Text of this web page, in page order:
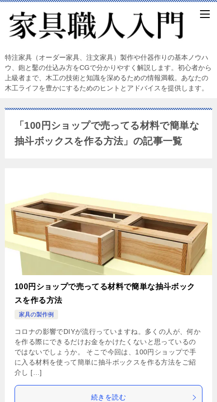
特注家具（オーダー家具、注文家具）製作や什器作りの基本ノウハ
ウ、鉋と鑿の仕込み方をCGで分かりやすく解説します。初心者から
上級者まで、木工の技術と知識を深めるための情報満載。あなたの
木工ライフを豊かにするためのヒントとアドバイスを提供します。
「100円ショップで売ってる材料で簡単な
抽斗ボックスを作る方法」の記事一覧
100円ショップで売ってる材料で簡単な抽斗ボック
スを作る方法
家具の製作例
コロナの影響でDIYが流行っていますね。多くの人が、何か
を作る際にできるだけお金をかけたくないと思っているの
ではないでしょうか。 そこで今回は、100円ショップで手
に入る材料を使って簡単に抽斗ボックスを作る方法をご紹
介し […]
続きを読む